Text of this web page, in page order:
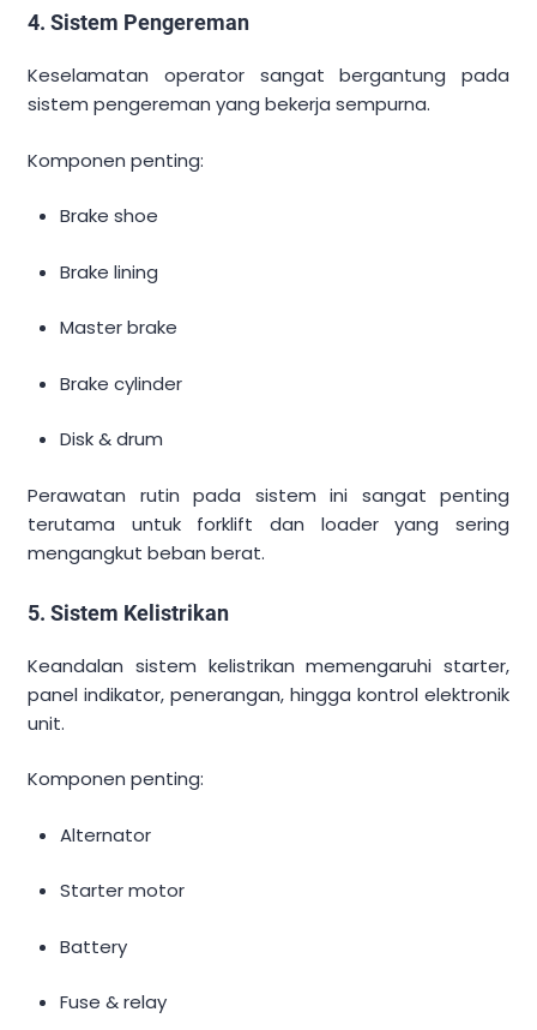
4. Sistem Pengereman
Keselamatan operator sangat bergantung pada
sistem pengereman yang bekerja sempurna.
Komponen penting:
Brake shoe
Brake lining
Master brake
Brake cylinder
Disk & drum
Perawatan rutin pada sistem ini sangat penting
terutama untuk forklift dan loader yang sering
mengangkut beban berat.
5. Sistem Kelistrikan
Keandalan sistem kelistrikan memengaruhi starter,
panel indikator, penerangan, hingga kontrol elektronik
unit.
Komponen penting:
Alternator
Starter motor
Battery
Fuse & relay